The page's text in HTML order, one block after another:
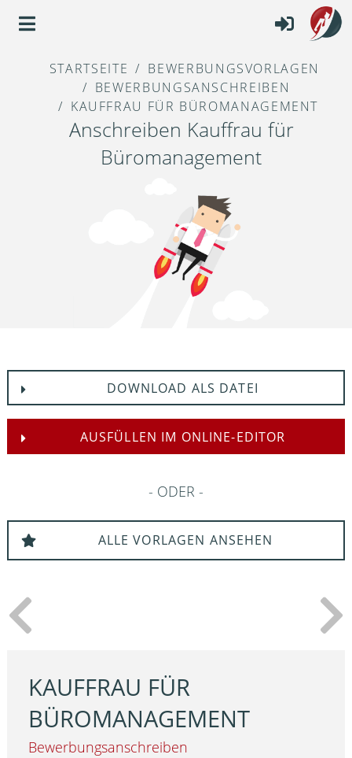
STARTSEITE
BEWERBUNGSVORLAGEN
BEWERBUNGSANSCHREIBEN
KAUFFRAU FÜR BÜROMANAGEMENT
Anschreiben Kauffrau für
Büromanagement
DOWNLOAD ALS DATEI
AUSFÜLLEN IM ONLINE-EDITOR
ODER
ALLE VORLAGEN ANSEHEN
KAUFFRAU FÜR
BÜROMANAGEMENT
Bewerbungsanschreiben